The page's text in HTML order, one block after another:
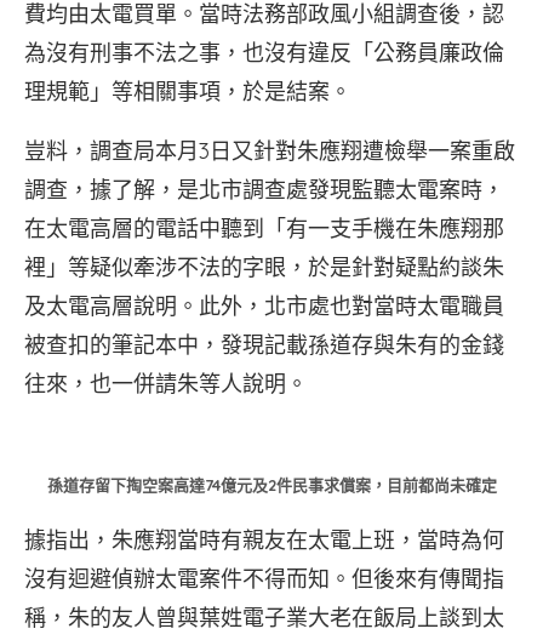
費均由太電買單。當時法務部政風小組調查後，認
為沒有刑事不法之事，也沒有違反「公務員廉政倫
理規範」等相關事項，於是結案。
豈料，調查局本月3日又針對朱應翔遭檢舉一案重啟
調查，據了解，是北市調查處發現監聽太電案時，
在太電高層的電話中聽到「有一支手機在朱應翔那
裡」等疑似牽涉不法的字眼，於是針對疑點約談朱
及太電高層說明。此外，北市處也對當時太電職員
被查扣的筆記本中，發現記載孫道存與朱有的金錢
往來，也一併請朱等人說明。
孫道存留下掏空案高達74億元及2件民事求償案，目前都尚未確定
據指出，朱應翔當時有親友在太電上班，當時為何
沒有迴避偵辦太電案件不得而知。但後來有傳聞指
稱，朱的友人曾與葉姓電子業大老在飯局上談到太